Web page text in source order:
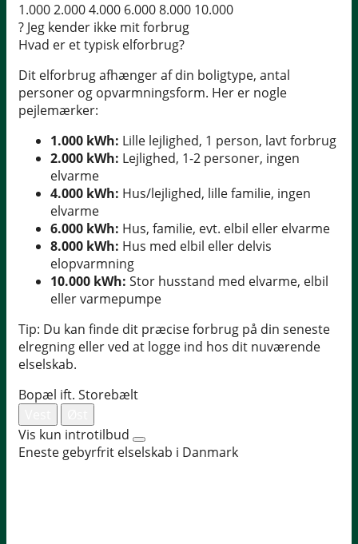
1.0002.0004.000 6.0008.000 10.000
? Jeg kender ikke mit forbrug
Hvad er et typisk elforbrug?
Dit elforbrug afhænger af din boligtype, antal
personer og opvarmningsform. Her er nogle
pejlemærker:
1.000 kWh: Lille lejlighed, 1 person, lavt forbrug
2.000 kWh: Lejlighed, 1-2 personer, ingen
elvarme
4.000 kWh: Hus/lejlighed, lille familie, ingen
elvarme
6.000 kWh: Hus, familie, evt. elbil eller elvarme
8.000 kWh: Hus med elbil eller delvis
elopvarmning
10.000 kWh: Stor husstand med elvarme, elbil
eller varmepumpe
Tip: Du kan finde dit præcise forbrug på din seneste
elregning eller ved at logge ind hos dit nuværende
elselskab.
Bopæl ift. Storebælt
Vis kun introtilbud
Eneste gebyrfrit elselskab i Danmark